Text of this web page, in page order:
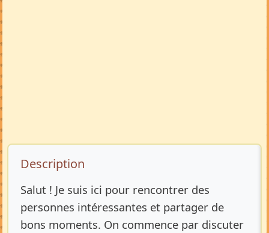
Description de l’annonce
Description
Salut ! Je suis ici pour rencontrer des
personnes intéressantes et partager de
bons moments. On commence par discuter